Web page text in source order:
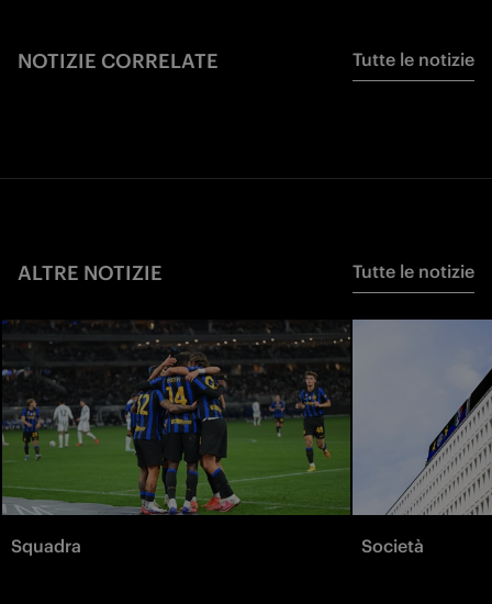
NOTIZIE CORRELATE Tutte le notizie
ALTRE NOTIZIE Tutte le notizie
Squadra Società